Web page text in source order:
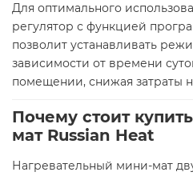
Для оптимального
регулятор с функцией
позволит устанавливать
зависимости от времени
помещении, снижая затраты
Почему стоит
мат Russian Heat
Нагревательный мини-мат